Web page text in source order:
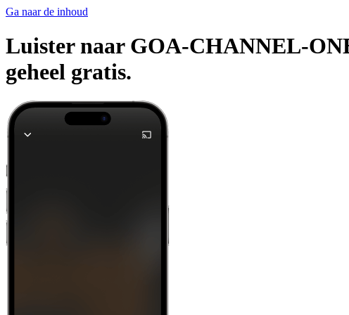
Ga naar de inhoud
Luister naar GOA-CHANNEL-
geheel gratis.